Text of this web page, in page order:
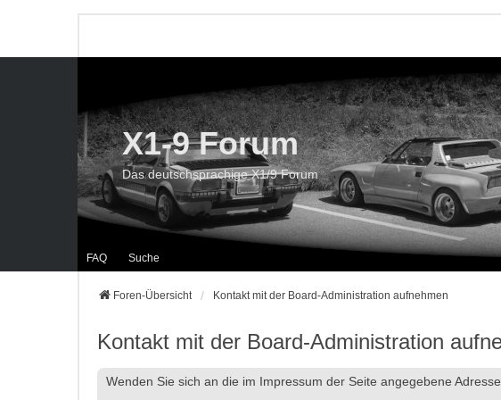
FAQ Suche
X1-9 Forum
Das deutschsprachige X1/9 Forum
Foren-Übersicht Kontakt mit der Board-Administration aufnehmen
Kontakt mit der Board-Administration
Wenden Sie sich an die im Impressum der Seite angegebene Adresse.